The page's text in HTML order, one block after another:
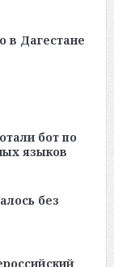
в Дагестане
бот по
языков
без